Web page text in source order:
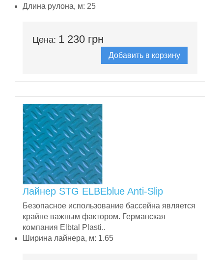
Длина рулона, м: 25
Цена: 1 230 грн
Добавить в корзину
Лайнер STG ELBEblue Anti-Slip
Безопасное использование бассейна является
крайне важным фактором. Германская
компания Elbtal Plasti..
Ширина лайнера, м: 1.65